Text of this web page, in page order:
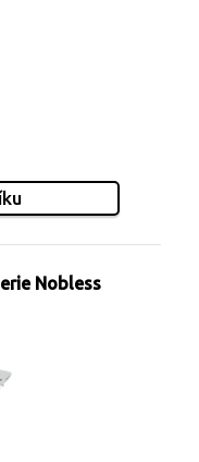
Nobless